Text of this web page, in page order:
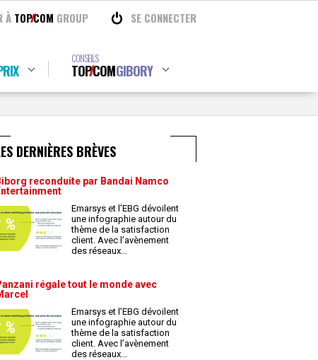
À TOPCOM GROUP SE CONNECTER
CONSEILS
TOPCOMGIBORY
DERNIÈRES BRÈVES
reconduite par Bandai Namco
Emarsys et l’EBG dévoilent
une infographie autour du
thème de la satisfaction
client. Avec l’avènement
des réseaux...
régale tout le monde avec
Emarsys et l’EBG dévoilent
une infographie autour du
thème de la satisfaction
client. Avec l’avènement
des réseaux...